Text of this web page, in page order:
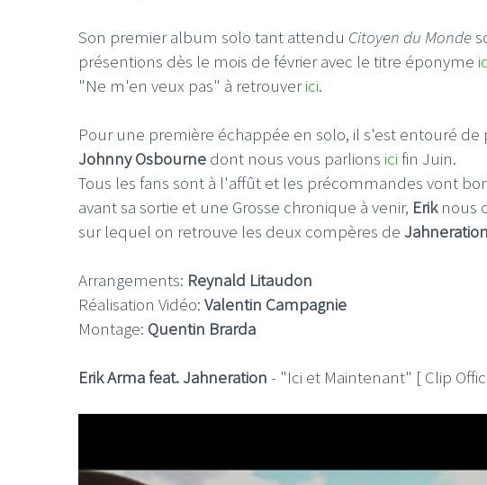
Son premier album solo tant attendu Citoyen du Monde
présentions dès le mois de février avec le titre éponyme
"Ne m'en veux pas" à retrouverici.
Pour une première échappée en solo, il s'est entouré
Johnny Osbourne dont nous vous parlions ici fin Juin.
Tous les fans sont à l'affût et les précommandes vont
avant sa sortie et une Grosse chronique à venir, Eriknous
sur lequel on retrouve les deux compères de Jahneration
Arrangements: Reynald Litaudon
Réalisation Vidéo: Valentin Campagnie
Montage: Quentin Brarda
Erik Arma feat. Jahneration - "Ici et Maintenant" [ Clip